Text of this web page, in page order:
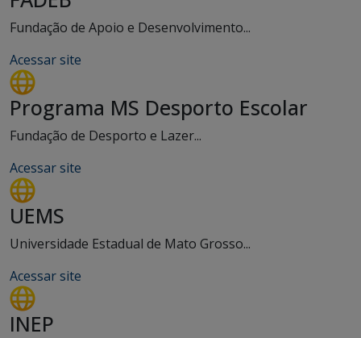
Fundação de Apoio e Desenvolvimento...
Acessar site
Programa MS Desporto Escolar
Fundação de Desporto e Lazer...
Acessar site
UEMS
Universidade Estadual de Mato Grosso...
Acessar site
INEP